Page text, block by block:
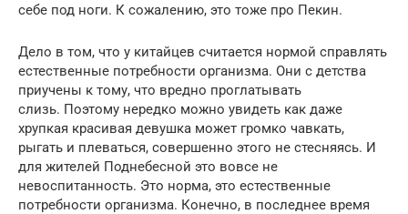
себе под ноги. К сожалению, это тоже про Пекин.
Дело в том, что у китайцев считается нормой справлять
естественные потребности организма. Они с детства
приучены к тому, что вредно проглатывать
слизь. Поэтому нередко можно увидеть как даже
хрупкая красивая девушка может громко чавкать,
рыгать и плеваться, совершенно этого не стесняясь. И
для жителей Поднебесной это вовсе не
невоспитанность. Это норма, это естественные
потребности организма. Конечно, в последнее время